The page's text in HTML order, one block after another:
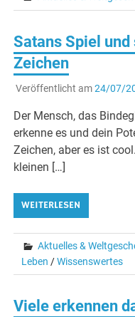
Satans Spiel und
Zeichen
Veröffentlicht am24/07/
Der Mensch, das
erkenne es und dein
Zeichen, aber es ist
kleinen […]
WEITERLESEN
Aktuelles &
Leben /Wissenswertes
Viele erkennen